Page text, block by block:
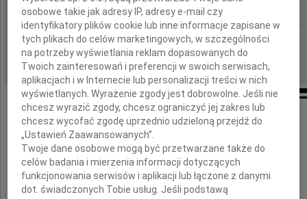
IMIĘ I NAZWISKO:
REGION: Poznań
DATA EMISJI: 25.07.2024
Serdecznemu Koledze
Sławomirowi Ratajczakowi
wyrazy głębokiego współczucia
z powodu śmierci
osobowe takie jak adresy IP, adresy e-mail czy
identyfikatory plików cookie lub inne informacje zapisane w
tych plikach do celów marketingowych, w szczególności
na potrzeby wyświetlania reklam dopasowanych do
Twoich zainteresowań i preferencji w swoich serwisach,
aplikacjach i w Internecie lub personalizacji treści w nich
wyświetlanych. Wyrażenie zgody jest dobrowolne. Jeśli nie
chcesz wyrazić zgody, chcesz ograniczyć jej zakres lub
chcesz wycofać zgodę uprzednio udzieloną przejdź do
„Ustawień Zaawansowanych”.
Twoje dane osobowe mogą być przetwarzane także do
celów badania i mierzenia informacji dotyczących
funkcjonowania serwisów i aplikacji lub łączone z danymi
dot. świadczonych Tobie usług. Jeśli podstawą